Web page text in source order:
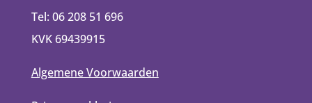
Tel: 06 208 51 696
KVK 69439915
Algemene Voorwaarden